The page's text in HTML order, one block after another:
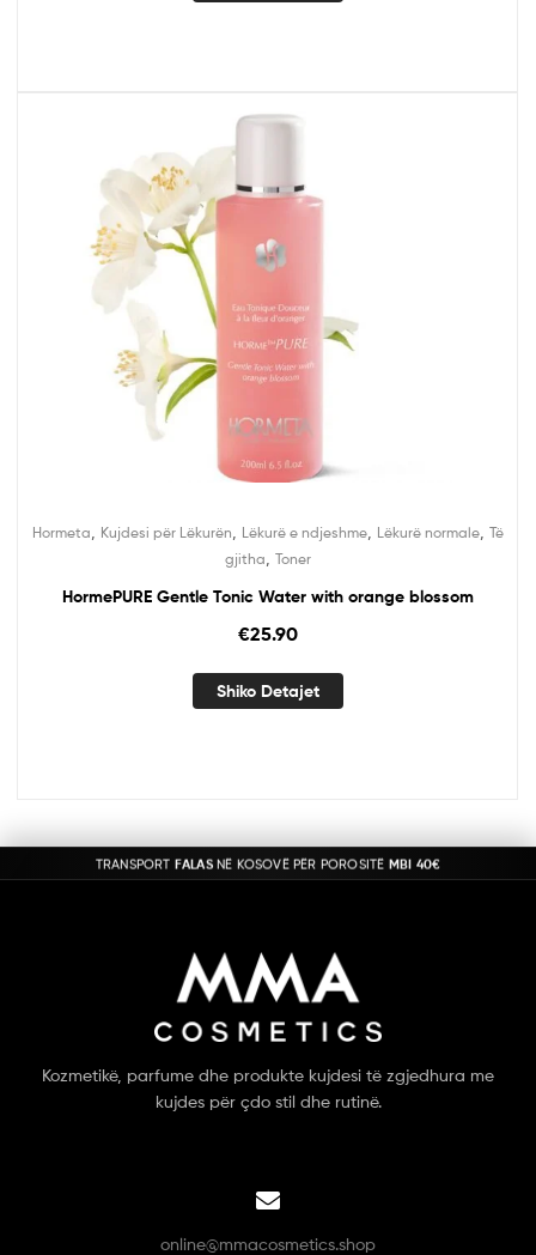
Hormeta Kujdesi për Lëkurën Lëkurë e ndjeshme, Lëkurë normale, Të
gjitha Toner
HormePURE Gentle Tonic Water with orange blossom
€25.90
Shiko Detajet
Kozmetikë, parfume dhe produkte kujdesi të zgjedhura me
kujdes për çdo stil dhe rutinë.
online@mmacosmetics.shop
TRANSPORT FALASNË KOSOVË PËR POROSITË MBI 40€